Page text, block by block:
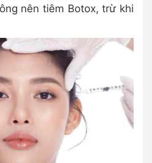
nên tiêm Botox, trừ khi